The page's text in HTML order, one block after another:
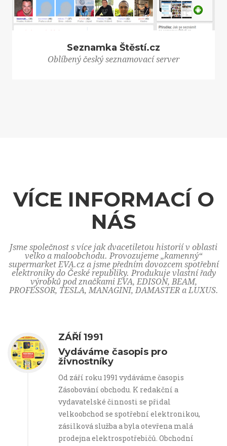
Seznamka Štěstí.cz
Oblíbený český seznamovací server
VÍCE INFORMACÍ O
NÁS
Jsme společnost s více jak dvacetiletou historií v oblasti
velko a maloobchodu. Provozujeme „kamenný“
supermarket EVA.cz a jsme předním dovozcem spotřební
elektroniky do České republiky. Produkuje vlastní řady
výrobků pod značkami EVA, EDISON, BEAM,
PROFESSOR, TESLA, MANAGINI, DAMASTER a LUXUS.
ZÁŘÍ 1991
Vydáváme časopis pro
živnostníky
Od září roku 1991 vydáváme časopis
Zásobování obchodu. K redakční a
vydavatelské činnosti se přidal
velkoobchod se spotřební elektronikou,
zásilková služba a byla otevřena malá
prodejna elektrospotřebičů. Obchodní